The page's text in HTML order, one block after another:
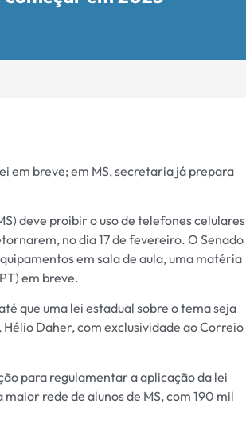
em breve; em MS, secretaria já prepara
deve proibir o uso de telefones celulares
no dia 17 de fevereiro. O Senado
em sala de aula, uma matéria
em breve.
que uma lei estadual sobre o tema seja
Daher, com exclusividade ao Correio
para regulamentar a aplicação da lei
rede de alunos de MS, com 190 mil